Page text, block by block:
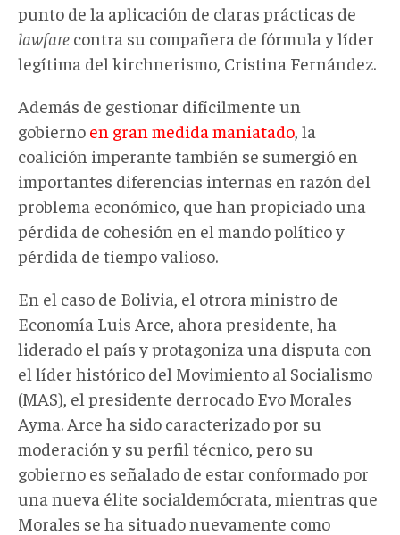
punto de la aplicación de claras prácticas de
lawfare contra su compañera de fórmula y líder
legítima del kirchnerismo, Cristina Fernández.
Además de gestionar difícilmente un
gobierno en gran medida maniatado , la
coalición imperante también se sumergió en
importantes diferencias internas en razón del
problema económico, que han propiciado una
pérdida de cohesión en el mando político y
pérdida de tiempo valioso.
En el caso de Bolivia, el otrora ministro de
Economía Luis Arce, ahora presidente, ha
liderado el país y protagoniza una disputa con
el líder histórico del Movimiento al Socialismo
(MAS), el presidente derrocado Evo Morales
Ayma. Arce ha sido caracterizado por su
moderación y su perfil técnico, pero su
gobierno es señalado de estar conformado por
una nueva élite socialdemócrata, mientras que
Morales se ha situado nuevamente como